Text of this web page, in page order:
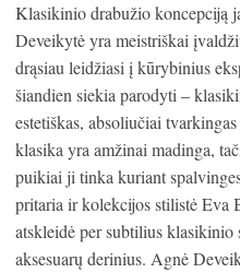
Klasikinio drabužio koncepciją
Deveikytė yra meistriškai
drąsiau leidžiasi į kūrybinius
šiandien siekia parodyti –
estetiškas, absoliučiai
klasika yra amžinai madinga,
puikiai ji tinka kuriant
pritaria ir kolekcijos stilistė Eva
atskleidė per subtilius klasikinio
aksesuarų derinius. Agnė